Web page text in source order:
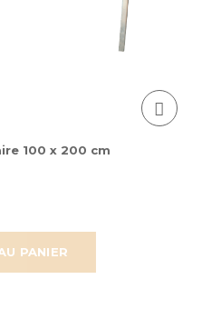
PANIER
100 x 200 cm